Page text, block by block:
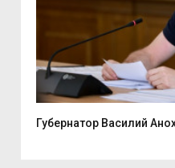
Губернатор Василий